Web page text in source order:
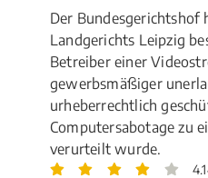
Der Bundesgerichtshof
Landgerichts Leipzig
Betreiber einer
gewerbsmäßiger
urheberrechtlich
Computersabotage zu
verurteilt wurde.